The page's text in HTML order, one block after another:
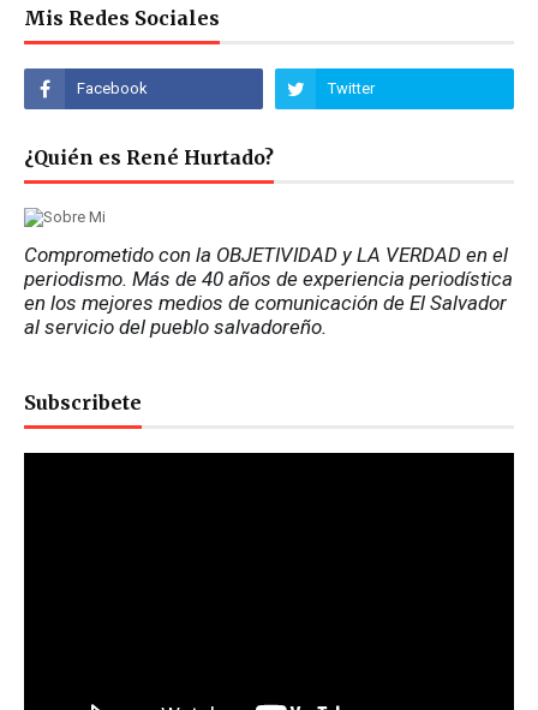
Mis Redes Sociales
¿Quién es René Hurtado?
Comprometido con la OBJETIVIDAD y LA VERDAD en el
periodismo. Más de 40 años de experiencia periodística
en los mejores medios de comunicación de El Salvador
al servicio del pueblo salvadoreño.
Subscribete